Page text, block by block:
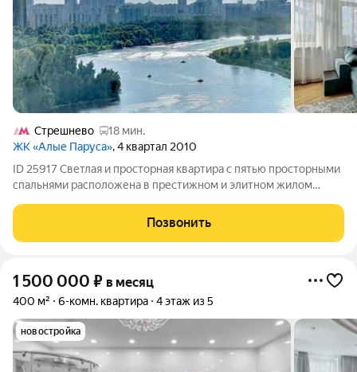
Стрешнево
18 мин.
ЖК «Алые Паруса», 4 квартал 2010
ID 25917 Светлая и просторная квартира с пятью просторными
спальнями расположена в престижном и элитном жилом
инфраструктурой и высоким уровнем обслуживания. Общая
площадь квартиры составляет 410
Позвонить
1 500 000 ₽ в месяц
400 м² 6-комн. квартира 4 этаж из 5
новостройка